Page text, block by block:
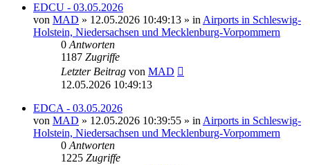
EDCU - 03.05.2026
von MAD » 12.05.2026 10:49:13 » in Airports in Schleswig-
Holstein, Niedersachsen und Mecklenburg-Vorpommern
0 Antworten
1187 Zugriffe
Letzter Beitrag von MAD
12.05.2026 10:49:13
EDCA - 03.05.2026
von MAD » 12.05.2026 10:39:55 » in Airports in Schleswig-
Holstein, Niedersachsen und Mecklenburg-Vorpommern
0 Antworten
1225 Zugriffe